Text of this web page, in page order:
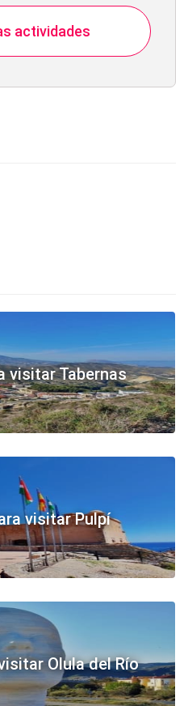
actividades
visitar Tabernas
visitar Pulpí
Olula del Río